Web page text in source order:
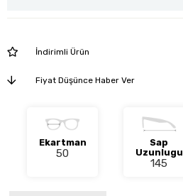
İndirimli Ürün
Fiyat Düşünce Haber Ver
Ekartman
50
Sap
Uzunlugu
145